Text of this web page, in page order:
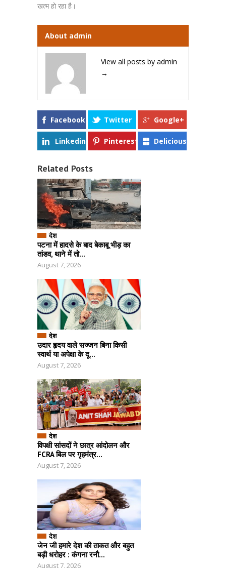
खत्म हो रहा है।
About admin
View all posts by admin
→
Facebook Twitter Google+
Linkedin Pinterest Delicious
Related Posts
देश
पटना में हादसे के बाद बेकाबू भीड़ का
तांडव, थाने में तो...
August 7, 2026
देश
उदार हृदय वाले सज्जन बिना किसी
स्वार्थ या अपेक्षा के दू...
August 7, 2026
देश
विपक्षी सांसदों ने छात्र आंदोलन और
FCRA बिल पर गृहमंत्र...
August 7, 2026
देश
जेन जी हमारे देश की ताकत और बहुत
बड़ी धरोहर : कंगना रनौ...
August 7, 2026